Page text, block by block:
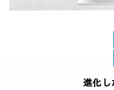
進化し